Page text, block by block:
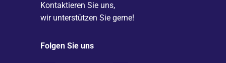
Kontaktieren Sie uns,
wir unterstützen Sie gerne!
Folgen Sie uns